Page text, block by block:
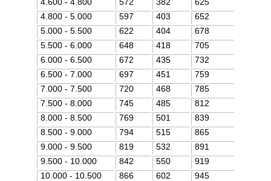
4.800 - 5.000
597 403
652
5.000 - 5.500
622 404
678
5.500 - 6.000
648 418
705
6.000 - 6.500
672 435
732
6.500 - 7.000
697 451
759
7.000 - 7.500
720 468
785
7.500 - 8.000
745 485
812
8.000 - 8.500
769 501
839
8.500 - 9.000
794 515
865
9.000 - 9.500
819 532
891
9.500 - 10.000
842 550
919
10.000 - 10.500
866 602
945